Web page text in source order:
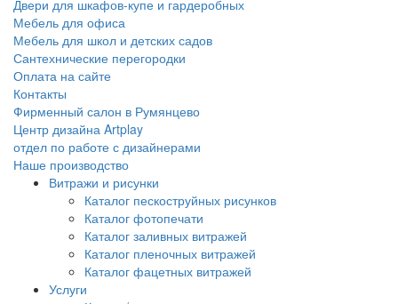
Двери для шкафов-купе и гардеробных
Мебель для офиса
Мебель для школ и детских садов
Сантехнические перегородки
Оплата на сайте
Контакты
Фирменный салон в Румянцево
Центр дизайна Artplay
отдел по работе с дизайнерами
Наше производство
Витражи и рисунки
Каталог пескоструйных рисунков
Каталог фотопечати
Каталог заливных витражей
Каталог пленочных витражей
Каталог фацетных витражей
Услуги